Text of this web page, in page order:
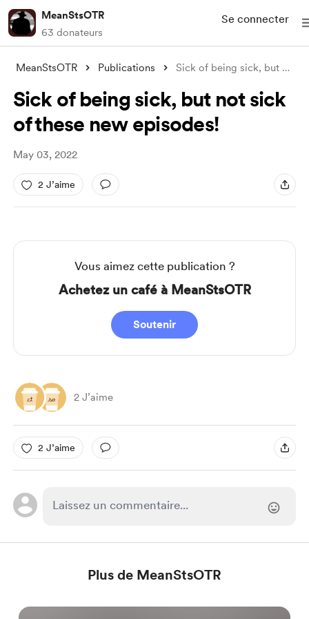
MeanStsOTR
63 donateurs
Se connecter
MeanStsOTR Publications Sick of being sick, but not sick of thes
Sick of being sick, but not sick
of these new episodes!
May 03, 2022
2 J’aime
Vous aimez cette publication ?
Achetez un café à MeanStsOTR
Soutenir
2 J’aime
2 J’aime
Plus de MeanStsOTR